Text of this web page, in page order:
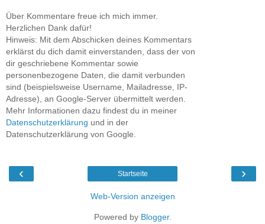
Über Kommentare freue ich mich immer.
Herzlichen Dank dafür!
Hinweis: Mit dem Abschicken deines Kommentars
erklärst du dich damit einverstanden, dass der von
dir geschriebene Kommentar sowie
personenbezogene Daten, die damit verbunden
sind (beispielsweise Username, Mailadresse, IP-
Adresse), an Google-Server übermittelt werden.
Mehr Informationen dazu findest du in meiner
Datenschutzerklärung und in der
Datenschutzerklärung von Google.
‹ ›
Startseite
Web-Version anzeigen
Powered by Blogger.